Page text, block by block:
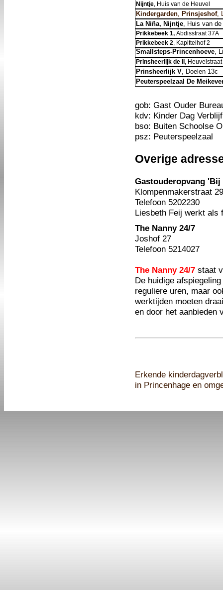
Nijntje, Huis van de Heuvel
Kindergarden, Prinsjeshof,
La Niña, Nijntje, Huis van
Prikkebeek 1,Abdisstraat 37A
Prikkebeek 2, Kapittelhof 2
Smallsteps-Princenhoeve,
Prinsheerlijk de II ,
Prinsheerlijk V, Doelen 13c
Peuterspeelzaal De
gob: Gast Ouder
kdv: Kinder Dag Verblijf
bso: Buiten Schoolse
psz: Peuterspeelzaal
Overige
Gastouderopvang 'Bij
Klompenmakerstraat 29
Telefoon 5202230
Liesbeth Feij werkt als
The Nanny 24/7
Joshof 27
Telefoon 5214027
The Nanny 24/7 staat
De huidige
reguliere uren, maar
werktijden moeten
en door het aanbieden
Erkende
in Princenhage en